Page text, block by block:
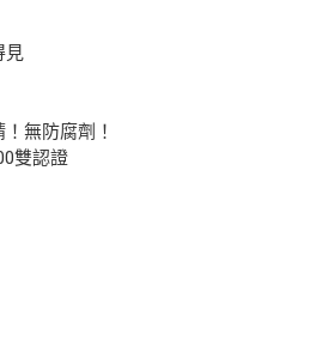
見
無防腐劑！
雙認證